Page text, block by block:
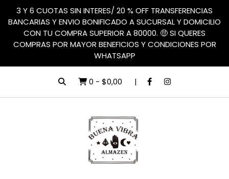
3 Y 6 CUOTAS SIN INTERES/ 20 % OFF TRANSFERENCIAS
BANCARIAS Y ENVIO BONIFICADO A SUCURSAL Y DOMICILIO
CON TU COMPRA SUPERIOR A 80000. 🤑 SI QUERES
COMPRAS POR MAYOR BENEFICIOS Y CONDICIONES POR
WHATSAPP
0 - $0,00